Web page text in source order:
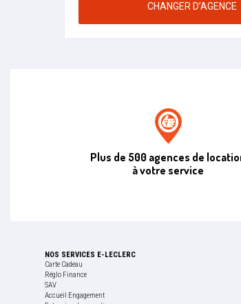
CHANGER D’AGENCE
Plus de 500 agences de
à votre service
NOS SERVICES E-LECLERC
Carte Cadeau
Réglo Finance
SAV
Accueil Engagement